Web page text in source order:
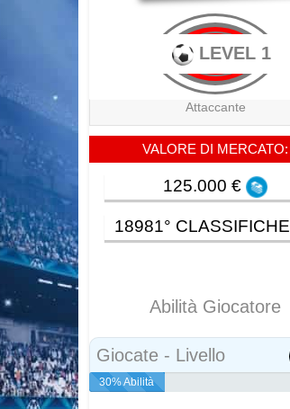
LEVEL 1
Attaccante
VALORE DI MERCATO:
125.000 €
18981° CLASSIFICHE
Abilità Giocatore
Giocate - Livello
30% Abilità